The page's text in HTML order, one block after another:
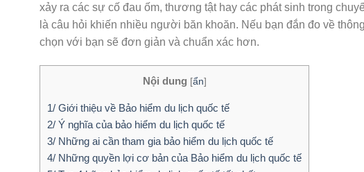
xảy ra các sự cố đau ốm, thương tật hay các phát sinh trong
là câu hỏi khiến nhiều người băn khoăn. Nếu bạn đắn đo về
chọn với bạn sẽ đơn giản và chuẩn xác hơn.
Nội dung [ẩn]
1/ Giới thiệu về Bảo hiểm du lịch quốc tế
2/ Ý nghĩa của bảo hiểm du lịch quốc tế
3/ Những ai cần tham gia bảo hiểm du lịch quốc tế
4/ Những quyền lợi cơ bản của Bảo hiểm du lịch quốc tế